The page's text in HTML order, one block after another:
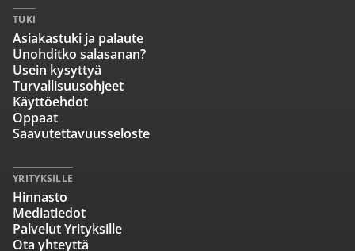
TUKI
Asiakastuki ja palaute
Unohditko salasanan?
Usein kysyttyä
Turvallisuusohjeet
Käyttöehdot
Oppaat
Saavutettavuusseloste
YRITYKSILLE
Hinnasto
Mediatiedot
Palvelut Yrityksille
Ota yhteyttä